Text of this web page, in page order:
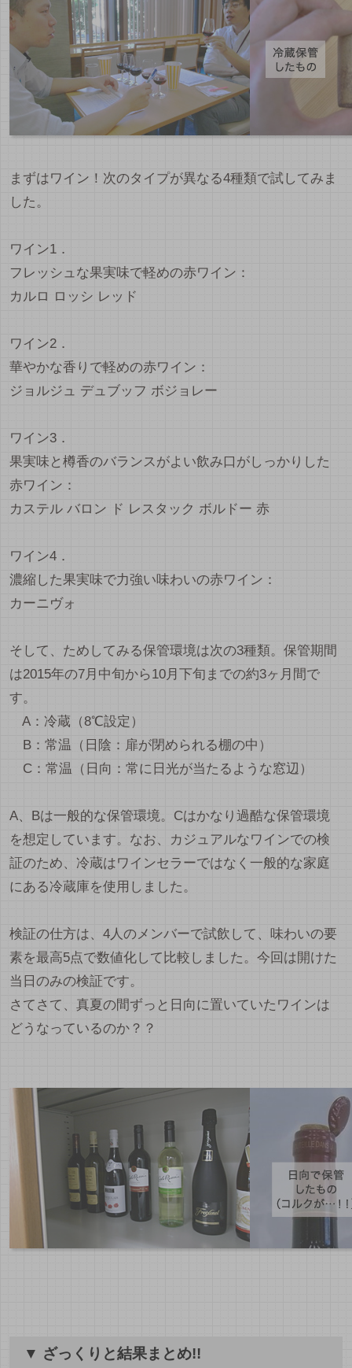
まずはワイン！次のタイプが異なる4種類で試してみま
した。
ワイン1．
フレッシュな果実味で軽めの赤ワイン：
カルロ ロッシ レッド
ワイン2．
華やかな香りで軽めの赤ワイン：
ジョルジュ デュブッフ ボジョレー
ワイン3．
果実味と樽香のバランスがよい飲み口がしっかりした
赤ワイン：
カステル バロン ド レスタック ボルドー 赤
ワイン4．
濃縮した果実味で力強い味わいの赤ワイン：
カーニヴォ
そして、ためしてみる保管環境は次の3種類。保管期間
は2015年の7月中旬から10月下旬までの約3ヶ月間で
す。
A：冷蔵（8℃設定）
B：常温（日陰：扉が閉められる棚の中）
C：常温（日向：常に日光が当たるような窓辺）
A、Bは一般的な保管環境。Cはかなり過酷な保管環境
を想定しています。なお、カジュアルなワインでの検
証のため、冷蔵はワインセラーではなく一般的な家庭
にある冷蔵庫を使用しました。
検証の仕方は、4人のメンバーで試飲して、味わいの要
素を最高5点で数値化して比較しました。今回は開けた
当日のみの検証です。
さてさて、真夏の間ずっと日向に置いていたワインは
どうなっているのか？？
▼ ざっくりと結果まとめ!!